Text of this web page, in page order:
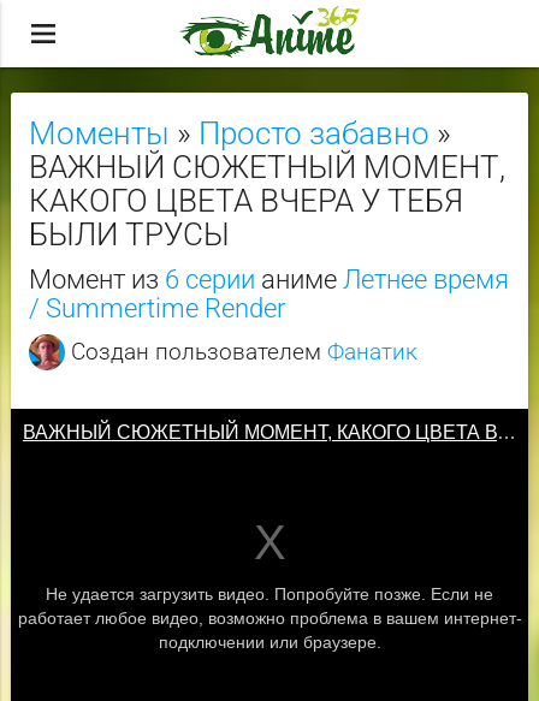
menu
Моменты » Просто забавно »
ВАЖНЫЙ СЮЖЕТНЫЙ МОМЕНТ,
КАКОГО ЦВЕТА ВЧЕРА У ТЕБЯ
БЫЛИ ТРУСЫ
Момент из 6 серии аниме Летнее время
/ Summertime Render
Создан пользователем Фанатик